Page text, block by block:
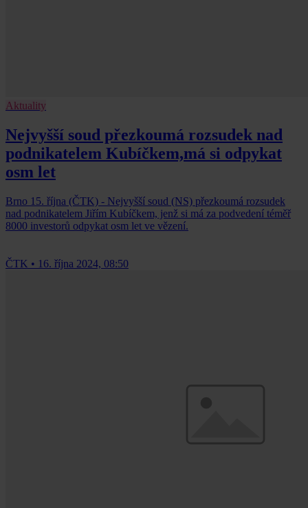
Aktuality
Nejvyšší soud přezkoumá rozsudek nad
podnikatelem Kubíčkem,má si odpykat
osm let
Brno 15. října (ČTK) - Nejvyšší soud (NS) přezkoumá rozsudek
nad podnikatelem Jiřím Kubíčkem, jenž si má za podvedení téměř
8000 investorů odpykat osm let ve vězení.
ČTK • 16. října 2024, 08:50